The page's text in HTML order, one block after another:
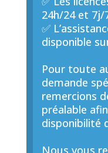
24h/24 et 7j/
✅
disponible
Pour toute
demande
remercions
préalable
disponibilité
Nous vous